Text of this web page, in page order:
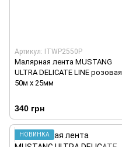
Артикул: ITWP2550P
Малярная лента MUSTANG
ULTRA DELICATE LINE розовая
50м х 25мм
340 грн
НОВИНКА